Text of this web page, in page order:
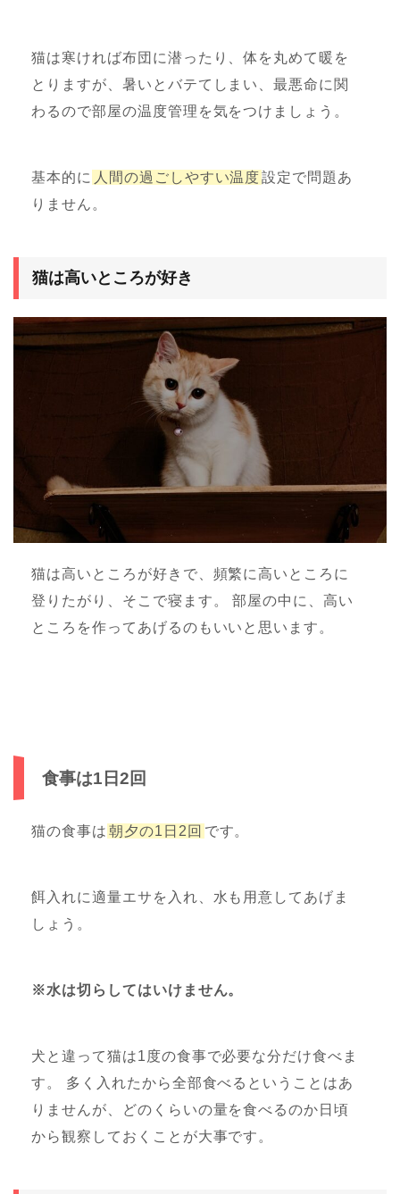
猫は寒ければ布団に潜ったり、体を丸めて暖を
とりますが、暑いとバテてしまい、最悪命に関
わるので部屋の温度管理を気をつけましょう。
基本的に 人間の過ごしやすい温度 設定で問題あ
りません。
猫は高いところが好き
猫は高いところが好きで、頻繁に高いところに
登りたがり、そこで寝ます。 部屋の中に、高い
ところを作ってあげるのもいいと思います。
食事は1日2回
猫の食事は 朝夕の1日2回 です。
餌入れに適量エサを入れ、水も用意してあげま
しょう。
※水は切らしてはいけません。
犬と違って猫は1度の食事で必要な分だけ食べま
す。 多く入れたから全部食べるということはあ
りませんが、どのくらいの量を食べるのか日頃
から観察しておくことが大事です。